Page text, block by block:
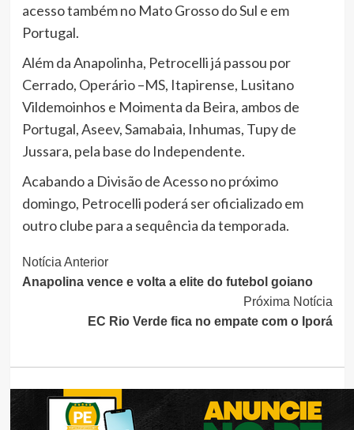
acesso também no Mato Grosso do Sul e em
Portugal.
Além da Anapolinha, Petrocelli já passou por
Cerrado, Operário –MS, Itapirense, Lusitano
Vildemoinhos e Moimenta da Beira, ambos de
Portugal, Aseev, Samabaia, Inhumas, Tupy de
Jussara, pela base do Independente.
Acabando a Divisão de Acesso no próximo
domingo, Petrocelli poderá ser oficializado em
outro clube para a sequência da temporada.
Continue
Lendo
Notícia Anterior
Anapolina vence e volta a elite do futebol goiano
Próxima Notícia
EC Rio Verde fica no empate com o Iporá